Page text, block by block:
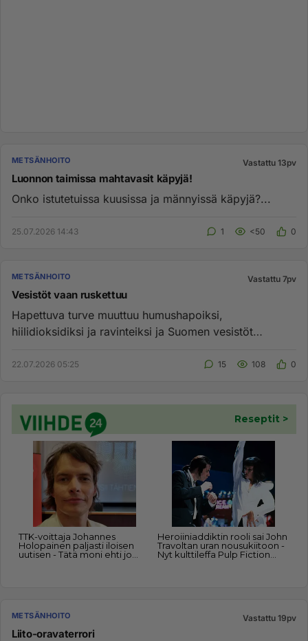
METSÄNHOITO Vastattu 13pv
Luonnon taimissa mahtavasit käpyjä!
Onko istutetuissa kuusissa ja männyissä käpyjä?...
25.07.2026 14:43 1 <50 0
METSÄNHOITO Vastattu 7pv
Vesistöt vaan ruskettuu
Hapettuva turve muuttuu humushapoiksi,
hiilidioksidiksi ja ravinteiksi ja Suomen vesistöt
22.07.2026 05:25 15 108 0
METSÄNHOITO Vastattu 19pv
Liito-oravaterrori